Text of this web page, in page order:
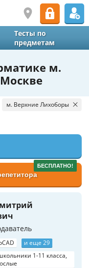
Тесты по
предметам
м.
м. Верхние Лихоборы
БЕСПЛАТНО!
и еще 29
1-11 класса,